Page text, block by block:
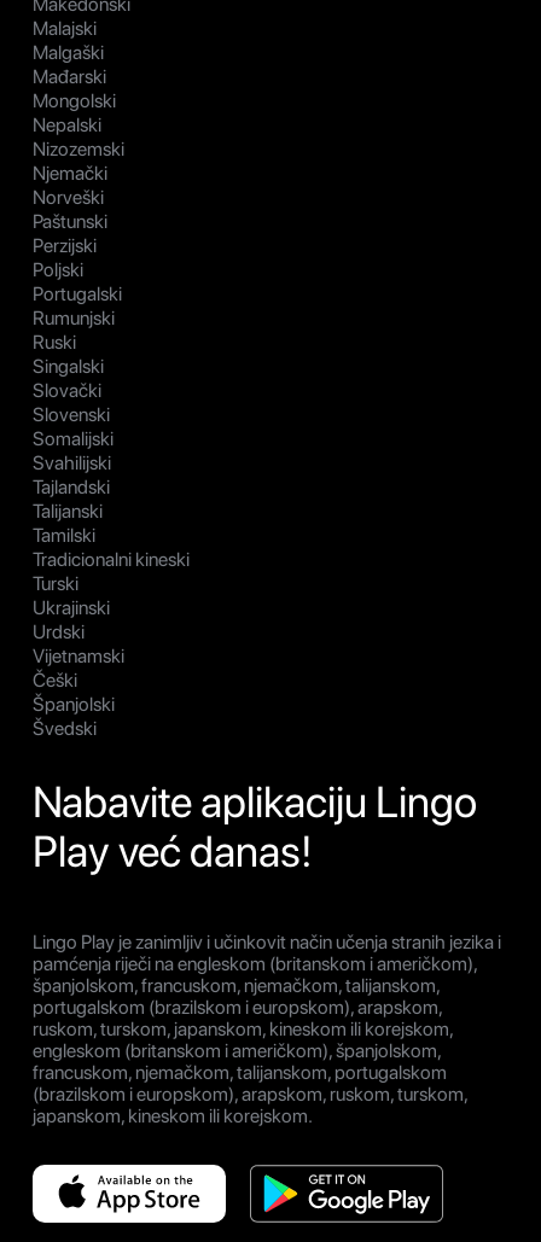
Malajski
Malgaški
Mađarski
Mongolski
Nepalski
Nizozemski
Njemački
Norveški
Paštunski
Perzijski
Poljski
Portugalski
Rumunjski
Ruski
Singalski
Slovački
Slovenski
Somalijski
Svahilijski
Tajlandski
Talijanski
Tamilski
Tradicionalni kineski
Turski
Ukrajinski
Urdski
Vijetnamski
Češki
Španjolski
Švedski
Nabavite aplikaciju Lingo
Play već danas!
Lingo Play je zanimljiv i učinkovit način učenja stranih jezika i
pamćenja riječi na engleskom (britanskom i američkom),
španjolskom, francuskom, njemačkom, talijanskom,
portugalskom (brazilskom i europskom), arapskom,
ruskom, turskom, japanskom, kineskom ili korejskom,
engleskom (britanskom i američkom), španjolskom,
francuskom, njemačkom, talijanskom, portugalskom
(brazilskom i europskom), arapskom, ruskom, turskom,
japanskom, kineskom ili korejskom.